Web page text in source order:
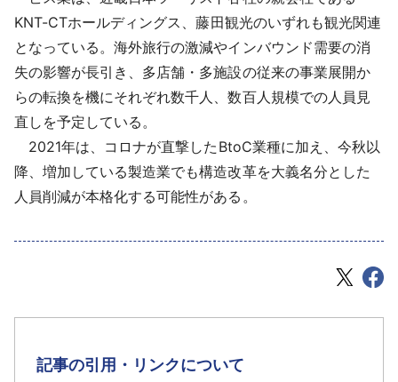
KNT-CTホールディングス、藤田観光のいずれも観光関連
となっている。海外旅行の激減やインバウンド需要の消
失の影響が長引き、多店舗・多施設の従来の事業展開か
らの転換を機にそれぞれ数千人、数百人規模での人員見
直しを予定している。
2021年は、コロナが直撃したBtoC業種に加え、今秋以
降、増加している製造業でも構造改革を大義名分とした
人員削減が本格化する可能性がある。
記事の引用・リンクについて